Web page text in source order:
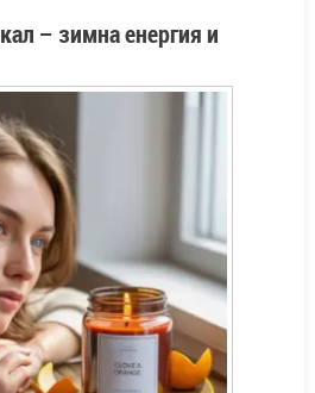
– зимна енергия и